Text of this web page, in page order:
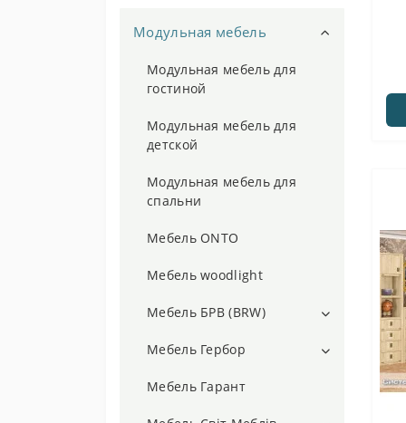
Модульная мебель
Модульная мебель для
гостиной
Модульная мебель для
детской
Модульная мебель для
спальни
Мебель ONTO
Мебель woodlight
Мебель БРВ (BRW)
Мебель Ацтека
Мебель Антверпен 2
Мебель Гербор
Мебель Лайн Гербор
Мебель Гарант